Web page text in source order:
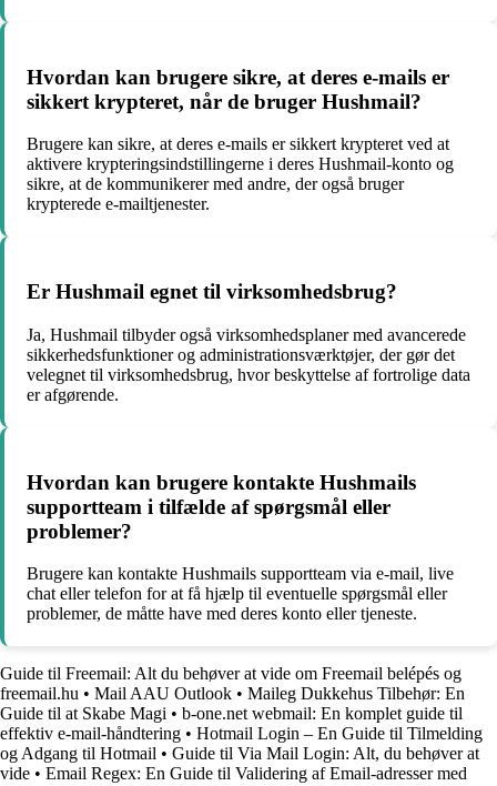
Hvordan kan brugere sikre, at deres e-mails er
sikkert krypteret, når de bruger Hushmail?
Brugere kan sikre, at deres e-mails er sikkert krypteret ved at
aktivere krypteringsindstillingerne i deres Hushmail-konto og
sikre, at de kommunikerer med andre, der også bruger
krypterede e-mailtjenester.
Er Hushmail egnet til virksomhedsbrug?
Ja, Hushmail tilbyder også virksomhedsplaner med avancerede
sikkerhedsfunktioner og administrationsværktøjer, der gør det
velegnet til virksomhedsbrug, hvor beskyttelse af fortrolige data
er afgørende.
Hvordan kan brugere kontakte Hushmails
supportteam i tilfælde af spørgsmål eller
problemer?
Brugere kan kontakte Hushmails supportteam via e-mail, live
chat eller telefon for at få hjælp til eventuelle spørgsmål eller
problemer, de måtte have med deres konto eller tjeneste.
Guide til Freemail: Alt du behøver at vide om Freemail belépés og
freemail.hu • Mail AAU Outlook • Maileg Dukkehus Tilbehør: En
Guide til at Skabe Magi • b-one.net webmail: En komplet guide til
effektiv e-mail-håndtering • Hotmail Login – En Guide til Tilmelding
og Adgang til Hotmail • Guide til Via Mail Login: Alt, du behøver at
vide • Email Regex: En Guide til Validering af Email-adresser med